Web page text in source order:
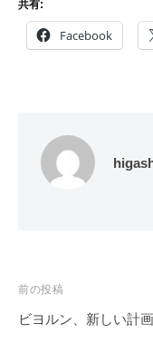
共有:
Facebook
投
稿
前の投稿
ビヨルン、新しい計